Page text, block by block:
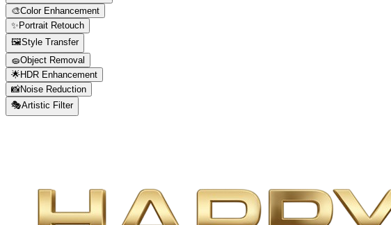
🎨Color Enhancement
✨Portrait Retouch
🖼️Style Transfer
🧽Object Removal
🌟HDR Enhancement
📸Noise Reduction
🎭Artistic Filter